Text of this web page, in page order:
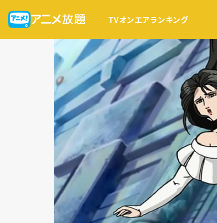
TVオンエアランキング